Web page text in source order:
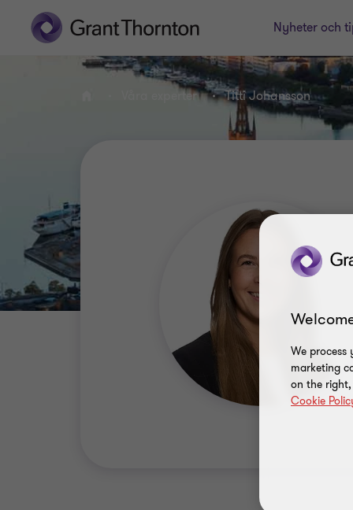
Nyheter och
Våra experter Titti Johansson
We process
marketing
on the
Cookie